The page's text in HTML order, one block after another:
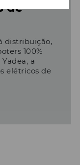
de
distribuição,
100%
Yadea, a
elétricos de